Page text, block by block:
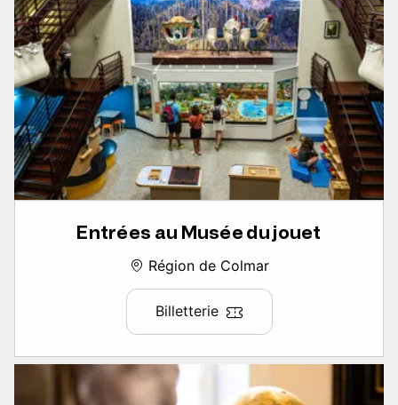
Entrées au Musée du jouet
Région de Colmar
Billetterie